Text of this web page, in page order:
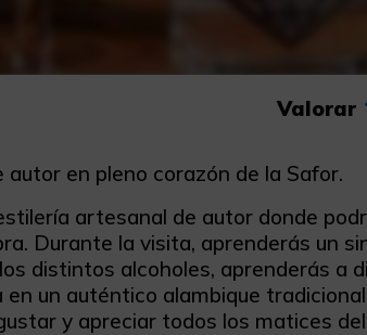
Valorar
en pleno corazón de la Safor.
artesanal de autor donde
Durante la visita, aprenderás un
distintos alcoholes, aprenderás a
un auténtico alambique
y apreciar todos los matices